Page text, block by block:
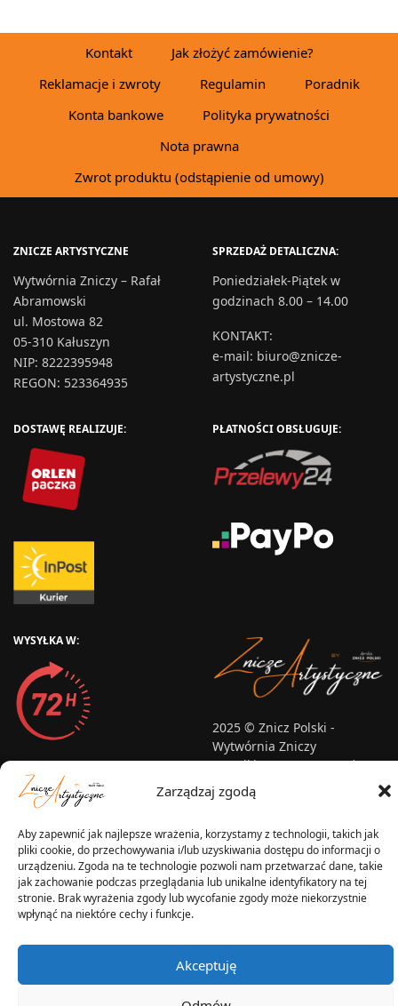
Zarządzaj zgodą
Aby zapewnić jak najlepsze wrażenia, korzystamy z technologii, takich jak
pliki cookie, do przechowywania i/lub uzyskiwania dostępu do informacji o
urządzeniu. Zgoda na te technologie pozwoli nam przetwarzać dane, takie
jak zachowanie podczas przeglądania lub unikalne identyfikatory na tej
stronie. Brak wyrażenia zgody lub wycofanie zgody może niekorzystnie
wpłynąć na niektóre cechy i funkcje.
Akceptuję
Kontakt
Jak złożyć zamówienie?
Reklamacje i zwroty
Regulamin
Poradnik
Konta bankowe
Polityka prywatności
Nota prawna
Zwrot produktu (odstąpienie od umowy)
ZNICZE ARTYSTYCZNE
Wytwórnia Zniczy – Rafał
Abramowski
ul. Mostowa 82
05-310 Kałuszyn
NIP: 8222395948
REGON: 523364935
SPRZEDAŻ DETALICZNA:
Poniedziałek-Piątek w
godzinach 8.00 – 14.00
KONTAKT:
e-mail: biuro@znicze-
artystyczne.pl
DOSTAWĘ REALIZUJE: PŁATNOŚCI OBSŁUGUJE:
WYSYŁKA W:
2025 © Znicz Polski -
Wytwórnia Zniczy
Wszelkie prawa zastrzeżone